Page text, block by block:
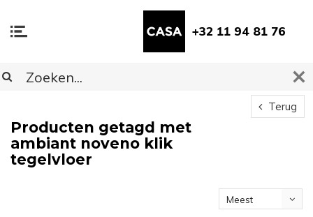
+32 11 94 81 76
Terug
Producten getagd met
ambiant noveno klik
tegelvloer
Meest